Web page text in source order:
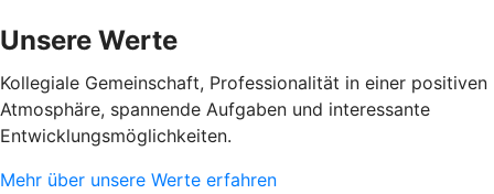
Unsere Werte
Kollegiale Gemeinschaft, Professionalität in einer positiven
Atmosphäre, spannende Aufgaben und interessante
Entwicklungsmöglichkeiten.
Mehr über unsere Werte erfahren